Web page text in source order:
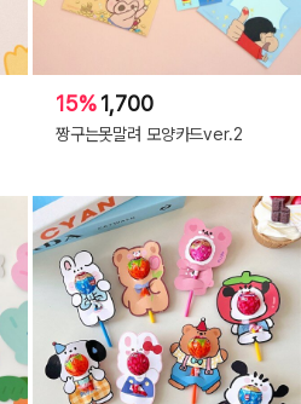
15%1,700
짱구는못말려 모양카드ver.2